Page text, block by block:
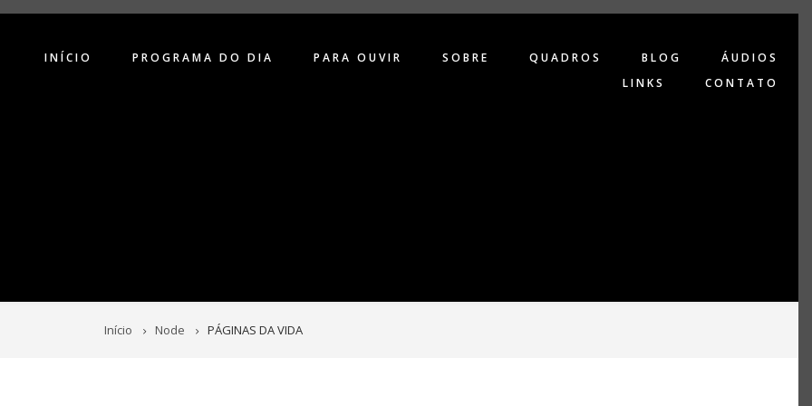
INÍCIO PROGRAMA DO DIA PARA OUVIR SOBRE QUADROS BLOG
ÁUDIOS
LINKS
CONTATO
Início Node PÁGINAS DA VIDA